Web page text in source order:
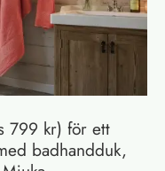
799 kr) för ett
badhandduk,